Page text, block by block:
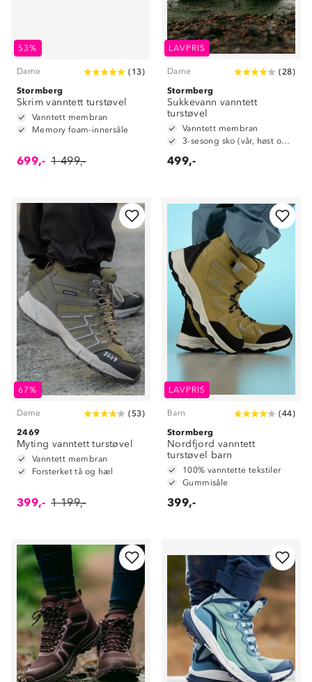
53%
Dame ( 13)
Stormberg
Skrim vanntett turstøvel
Vanntett membran
Memory foam-innersåle
699,- 1 499,-
LAVPRIS
Dame (28)
Stormberg
Sukkevann vanntett
turstøvel
Vanntett membran
3-sesong sko (vår, høst og vinter)
499,-
67%
Dame (53)
2469
Myting vanntett turstøvel
Vanntett membran
Forsterket tå og hæl
399,- 1 199,-
LAVPRIS
Barn (44)
Stormberg
Nordfjord vanntett
turstøvel barn
100% vanntette tekstiler
Gummisåle
399,-